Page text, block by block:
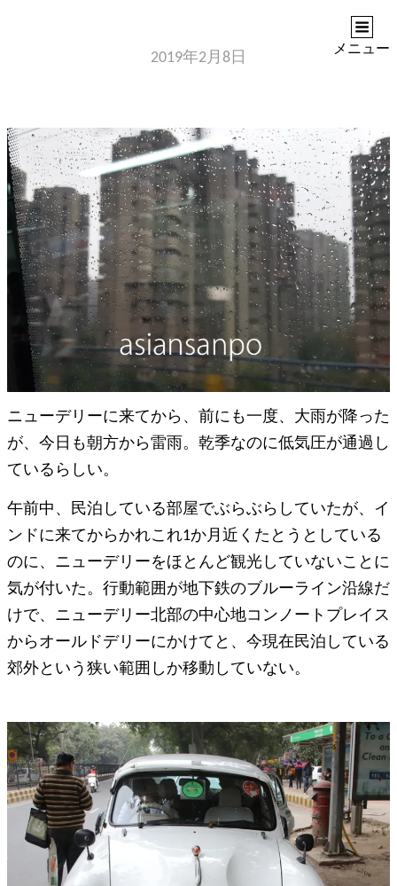
メニュー
2019年2月8日
ニューデリーに来てから、前にも一度、大雨が降った
が、今日も朝方から雷雨。乾季なのに低気圧が通過し
ているらしい。
午前中、民泊している部屋でぶらぶらしていたが、イ
ンドに来てからかれこれ1か月近くたとうとしている
のに、ニューデリーをほとんど観光していないことに
気が付いた。行動範囲が地下鉄のブルーライン沿線だ
けで、ニューデリー北部の中心地コンノートプレイス
からオールドデリーにかけてと、今現在民泊している
郊外という狭い範囲しか移動していない。